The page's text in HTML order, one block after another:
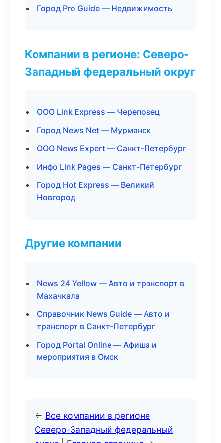
Город Pro Guide — Недвижимость
Компании в регионе: Северо-
Западный федеральный округ
ООО Link Express — Череповец
Город News Net — Мурманск
ООО News Expert — Санкт-Петербург
Инфо Link Pages — Санкт-Петербург
Город Hot Express — Великий
Новгород
Другие компании
News 24 Yellow — Авто и транспорт в
Махачкала
Справочник News Guide — Авто и
транспорт в Санкт-Петербург
Город Portal Online — Афиша и
мероприятия в Омск
← Все компании в регионе
Северо-Западный федеральный